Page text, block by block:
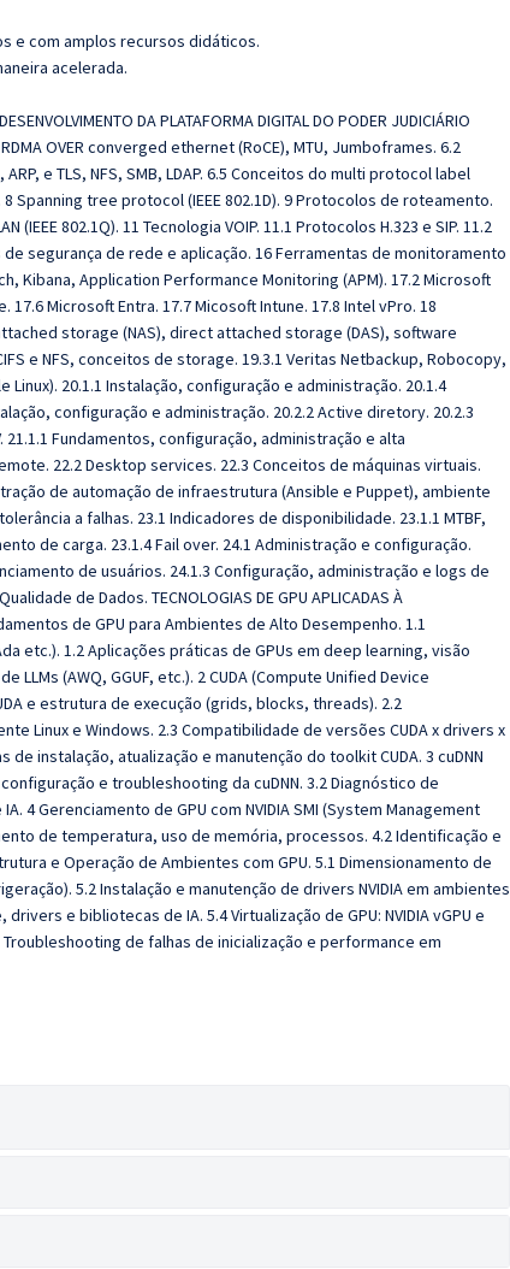
e com amplos recursos didáticos.
acelerada.
DA PLATAFORMA DIGITAL DO PODER JUDICIÁRIO
RDMA OVER converged ethernet (RoCE), MTU, Jumboframes. 6.2
e TLS, NFS, SMB, LDAP. 6.5 Conceitos do multi protocol label
8 Spanning tree protocol (IEEE 802.1D). 9 Protocolos de roteamento.
(IEEE 802.1Q). 11 Tecnologia VOIP. 11.1 Protocolos H.323 e SIP. 11.2
segurança de rede e aplicação. 16 Ferramentas de monitoramento
Kibana, Application Performance Monitoring (APM). 17.2 Microsoft
17.6 Microsoft Entra. 17.7 Micosoft Intune. 17.8 Intel vPro. 18
storage (NAS), direct attached storage (DAS), software
e NFS, conceitos de storage. 19.3.1 Veritas Netbackup, Robocopy,
Linux). 20.1.1 Instalação, configuração e administração. 20.1.4
configuração e administração. 20.2.2 Active diretory. 20.2.3
21.1.1 Fundamentos, configuração, administração e alta
22.2 Desktop services. 22.3 Conceitos de máquinas virtuais.
de automação de infraestrutura (Ansible e Puppet), ambiente
a falhas. 23.1 Indicadores de disponibilidade. 23.1.1 MTBF,
de carga. 23.1.4 Fail over. 24.1 Administração e configuração.
de usuários. 24.1.3 Configuração, administração e logs de
de Dados. TECNOLOGIAS DE GPU APLICADAS À
de GPU para Ambientes de Alto Desempenho. 1.1
etc.). 1.2 Aplicações práticas de GPUs em deep learning, visão
(AWQ, GGUF, etc.). 2 CUDA (Compute Unified Device
e estrutura de execução (grids, blocks, threads). 2.2
Linux e Windows. 2.3 Compatibilidade de versões CUDA x drivers x
instalação, atualização e manutenção do toolkit CUDA. 3 cuDNN
e troubleshooting da cuDNN. 3.2 Diagnóstico de
4 Gerenciamento de GPU com NVIDIA SMI (System Management
de temperatura, uso de memória, processos. 4.2 Identificação e
e Operação de Ambientes com GPU. 5.1 Dimensionamento de
5.2 Instalação e manutenção de drivers NVIDIA em ambientes
e bibliotecas de IA. 5.4 Virtualização de GPU: NVIDIA vGPU e
de falhas de inicialização e performance em